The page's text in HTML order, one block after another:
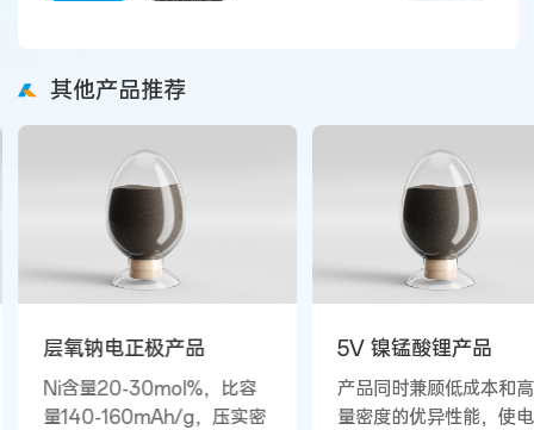
其他产品推荐
层氧钠电正极产品
Ni含量20-30mol%，比容
量140-160mAh/g，压实密
5V 镍锰酸锂产品
产品同时兼顾低成本和
量密度的优异性能，使